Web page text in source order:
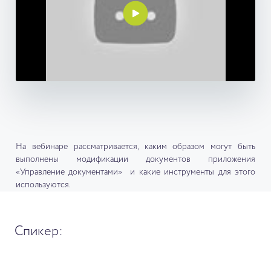
На вебинаре рассматривается, каким образом могут быть
выполнены модификации документов приложения
«Управление документами» и какие инструменты для этого
используются.
Спикер: